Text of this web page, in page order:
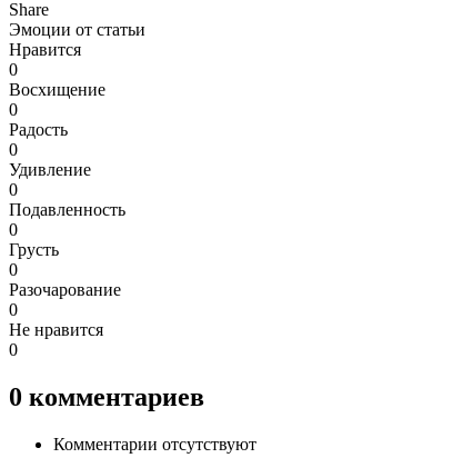
Share
Эмоции от статьи
Нравится
0
Восхищение
0
Радость
0
Удивление
0
Подавленность
0
Грусть
0
Разочарование
0
Не нравится
0
0 комментариев
Комментарии отсутствуют